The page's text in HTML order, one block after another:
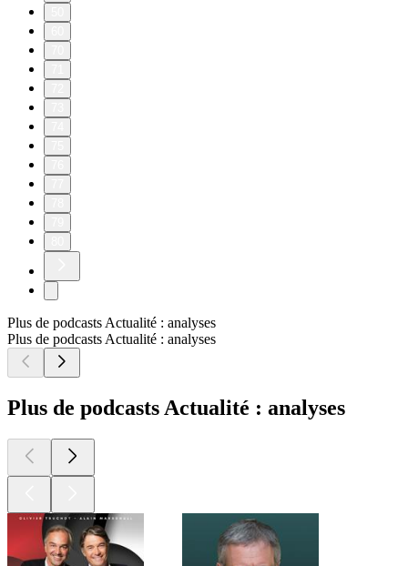
Plus de podcasts Actualité : analyses
Plus de podcasts Actualité : analyses
Plus de podcasts Actualité : analyses